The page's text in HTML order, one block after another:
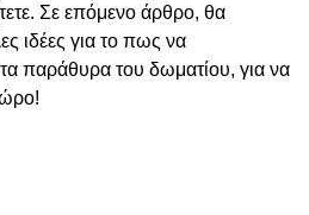
Σε επόμενο άρθρο, θα
ιδέες για το πως να
παράθυρα του δωματίου, για να